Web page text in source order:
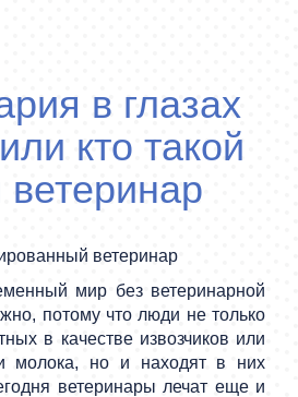
в глазах
кто такой
мир без ветеринарной
потому что люди не только
в качестве извозчиков или
молока, но и находят в них
ветеринары лечат еще и